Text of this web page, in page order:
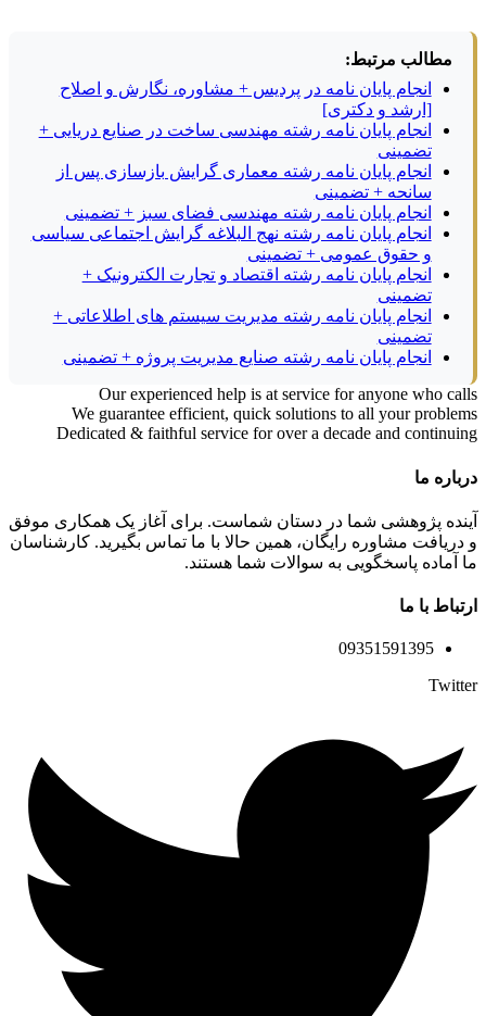
مطالب مرتبط:
انجام پایان نامه در پردیس + مشاوره، نگارش و اصلاح
[ارشد و دکتری]
انجام پایان نامه رشته مهندسی ساخت در صنایع دریایی +
تضمینی
انجام پایان نامه رشته معماری گرایش بازسازی پس از
سانحه + تضمینی
انجام پایان نامه رشته مهندسی فضای سبز + تضمینی
انجام پایان نامه رشته نهج البلاغه گرایش اجتماعی سیاسی
و حقوق عمومی + تضمینی
انجام پایان نامه رشته اقتصاد و تجارت الکترونیک +
تضمینی
انجام پایان نامه رشته مدیریت سیستم های اطلاعاتی +
تضمینی
انجام پایان نامه رشته صنایع مدیریت پروژه + تضمینی
Our experienced help is at service for anyone who calls
We guarantee efficient, quick solutions to all your problems
Dedicated & faithful service for over a decade and continuing
درباره ما
آینده پژوهشی شما در دستان شماست. برای آغاز یک همکاری موفق
و دریافت مشاوره رایگان، همین حالا با ما تماس بگیرید. کارشناسان
ما آماده پاسخگویی به سوالات شما هستند.
ارتباط با ما
09351591395
Twitter